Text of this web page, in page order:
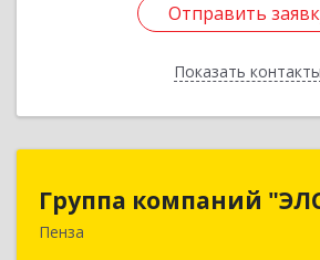
Отправить
Показать контакты
Отправить
Назад
Группа компаний
Пенза
Группа
440020, Пензенская обл,